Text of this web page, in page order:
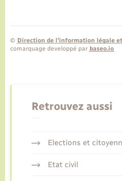
© Direction de l’information légale
comarquage developpé par baseo.io
Retrouvez aussi
Elections et
Etat civil